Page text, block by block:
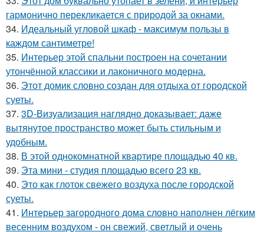
гармонично перекликается с природой за окнами.
34. Идеальный угловой шкаф - максимум пользы в
каждом сантиметре!
35. Интерьер этой спальни построен на сочетании
утончённой классики и лаконичного модерна.
36. Этот домик словно создан для отдыха от городской
суеты.
37. 3D-Визуализация наглядно доказывает: даже
вытянутое пространство может быть стильным и
удобным.
38. В этой однокомнатной квартире площадью 40 кв.
39. Эта мини - студия площадью всего 23 кв.
40. Это как глоток свежего воздуха после городской
суеты.
41. Интерьер загородного дома словно наполнен лёгким
весенним воздухом - он свежий, светлый и очень